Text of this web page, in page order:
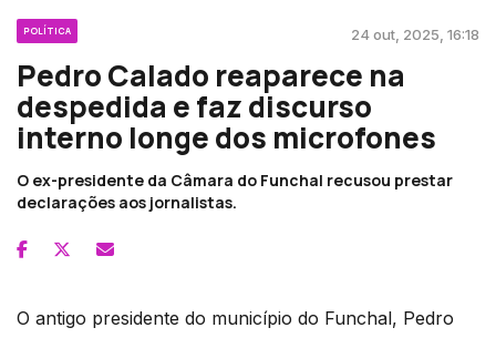
POLÍTICA 24 out, 2025, 16:18
Pedro Calado reaparece na
despedida e faz discurso
interno longe dos microfones
O ex-presidente da Câmara do Funchal recusou prestar
declarações aos jornalistas.
O antigo presidente do município do Funchal, Pedro